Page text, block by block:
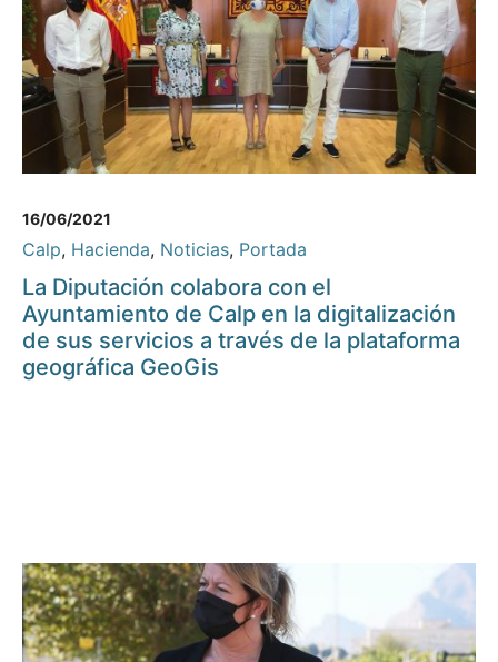
16/06/2021
Calp, Hacienda, Noticias, Portada
La Diputación colabora con el
Ayuntamiento de Calp en la digitalización
de sus servicios a través de la plataforma
geográfica GeoGis